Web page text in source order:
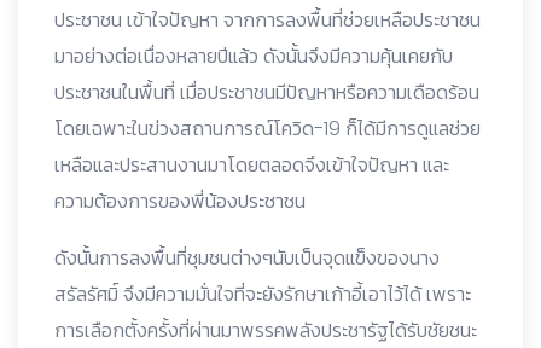
ประชาชน เข้าใจปัญหา จากการลงพื้นที่ช่วยเหลือประชาชน
มาอย่างต่อเนื่องหลายปีแล้ว ดังนั้นจึงมีความคุ้นเคยกับ
ประชาชนในพื้นที่ เมื่อประชาชนมีปัญหาหรือความเดือดร้อน
โดยเฉพาะในข่วงสถานการณ์โควิด-19 ก็ได้มีการดูแลช่วย
เหลือและประสานงานมาโดยตลอดจึงเข้าใจปัญหา และ
ความต้องการของพี่น้องประชาชน
ดังนั้นการลงพื้นที่ชุมชนต่างๆนับเป็นจุดแข็งของนาง
สรัลรัศมิ์ จึงมีความมั่นใจที่จะยังรักษาเก้าอี้เอาไว้ได้ เพราะ
การเลือกตั้งครั้งที่ผ่านมาพรรคพลังประชารัฐได้รับชัยชนะ